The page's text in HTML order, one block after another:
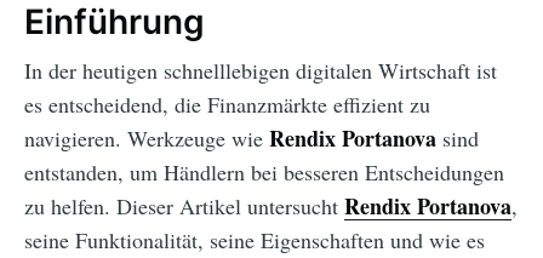
Einführung
In der heutigen schnelllebigen digitalen Wirtschaft ist
es entscheidend, die Finanzmärkte effizient zu
navigieren. Werkzeuge wie Rendix Portanova sind
entstanden, um Händlern bei besseren Entscheidungen
zu helfen. Dieser Artikel untersucht Rendix Portanova,
seine Funktionalität, seine Eigenschaften und wie es